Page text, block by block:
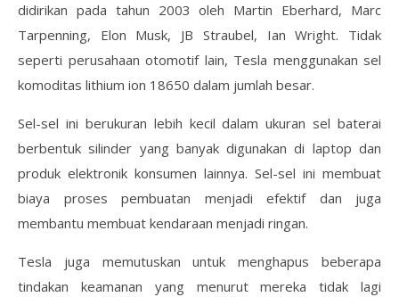
didirikan pada tahun 2003 oleh Martin Eberhard, Marc
Tarpenning, Elon Musk, JB Straubel, Ian Wright. Tidak
seperti perusahaan otomotif lain, Tesla menggunakan sel
komoditas lithium ion 18650 dalam jumlah besar.
Sel-sel ini berukuran lebih kecil dalam ukuran sel baterai
berbentuk silinder yang banyak digunakan di laptop dan
produk elektronik konsumen lainnya. Sel-sel ini membuat
biaya proses pembuatan menjadi efektif dan juga
membantu membuat kendaraan menjadi ringan.
Tesla juga memutuskan untuk menghapus beberapa
tindakan keamanan yang menurut mereka tidak lagi